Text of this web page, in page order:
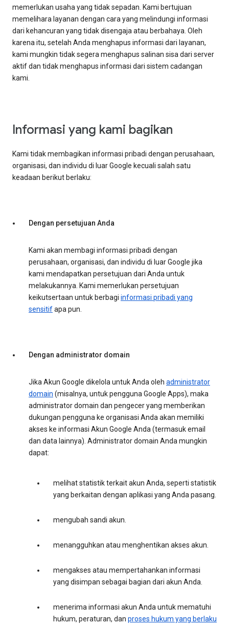
memerlukan usaha yang tidak sepadan. Kami bertujuan
memelihara layanan dengan cara yang melindungi informasi
dari kehancuran yang tidak disengaja atau berbahaya. Oleh
karena itu, setelah Anda menghapus informasi dari layanan,
kami mungkin tidak segera menghapus salinan sisa dari server
aktif dan tidak menghapus informasi dari sistem cadangan
kami.
Informasi yang kami bagikan
Kami tidak membagikan informasi pribadi dengan perusahaan,
organisasi, dan individu di luar Google kecuali salah satu
keadaan berikut berlaku:
Dengan persetujuan Anda
Kami akan membagi informasi pribadi dengan
perusahaan, organisasi, dan individu di luar Google jika
kami mendapatkan persetujuan dari Anda untuk
melakukannya. Kami memerlukan persetujuan
keikutsertaan untuk berbagi informasi pribadi yang
sensitifapa pun.
Dengan administrator domain
Jika Akun Google dikelola untuk Anda oleh administrator
domain (misalnya, untuk pengguna Google Apps), maka
administrator domain dan pengecer yang memberikan
dukungan pengguna ke organisasi Anda akan memiliki
akses ke informasi Akun Google Anda (termasuk email
dan data lainnya). Administrator domain Anda mungkin
dapat:
melihat statistik terkait akun Anda, seperti statistik
yang berkaitan dengan aplikasi yang Anda pasang.
mengubah sandi akun.
menangguhkan atau menghentikan akses akun.
mengakses atau mempertahankan informasi
yang disimpan sebagai bagian dari akun Anda.
menerima informasi akun Anda untuk mematuhi
hukum, peraturan, dan proses hukum yang berlaku